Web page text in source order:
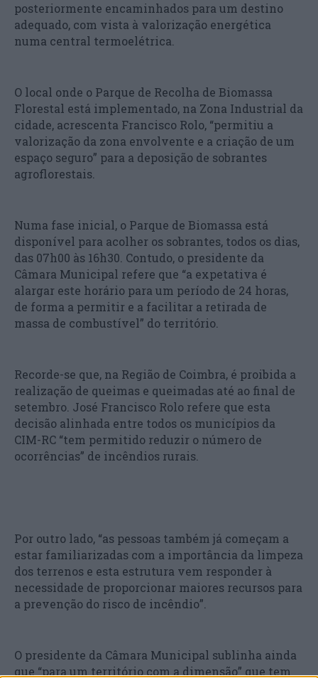
posteriormente encaminhados para um destino
adequado, com vista à valorização energética
numa central termoelétrica.
O local onde o Parque de Recolha de Biomassa
Florestal está implementado, na Zona Industrial da
cidade, acrescenta Francisco Rolo, “permitiu a
valorização da zona envolvente e a criação de um
espaço seguro” para a deposição de sobrantes
agroflorestais.
Numa fase inicial, o Parque de Biomassa está
disponível para acolher os sobrantes, todos os dias,
das 07h00 às 16h30. Contudo, o presidente da
Câmara Municipal refere que “a expetativa é
alargar este horário para um período de 24 horas,
de forma a permitir e a facilitar a retirada de
massa de combustível” do território.
Recorde-se que, na Região de Coimbra, é proibida a
realização de queimas e queimadas até ao final de
setembro. José Francisco Rolo refere que esta
decisão alinhada entre todos os municípios da
CIM-RC “tem permitido reduzir o número de
ocorrências” de incêndios rurais.
Por outro lado, “as pessoas também já começam a
estar familiarizadas com a importância da limpeza
dos terrenos e esta estrutura vem responder à
necessidade de proporcionar maiores recursos para
a prevenção do risco de incêndio”.
O presidente da Câmara Municipal sublinha ainda
que “para um território com a dimensão” que tem